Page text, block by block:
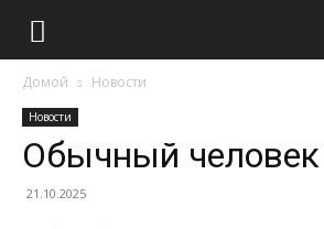
Домой Новости
Новости
Обычный человек
21.10.2025